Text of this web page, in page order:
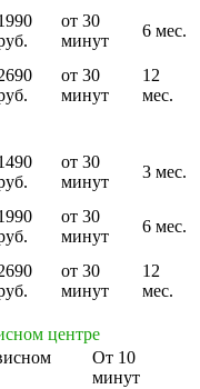
от 30
минут
6 мес.
от 30
минут
12
мес.
от 30
минут
3 мес.
от 30
минут
6 мес.
от 30
минут
12
мес.
центре
От 10
минут